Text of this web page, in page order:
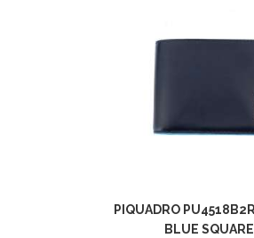
PIQUADRO
BLUE SQUARE